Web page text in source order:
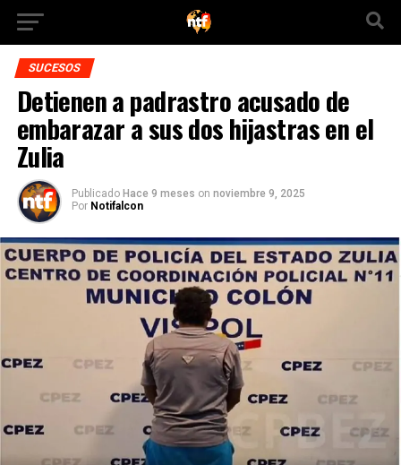
SUCESOS
Detienen a padrastro acusado de
embarazar a sus dos hijastras en el
Zulia
Publicado Hace 9 meses on noviembre 9, 2025
Por Notifalcon